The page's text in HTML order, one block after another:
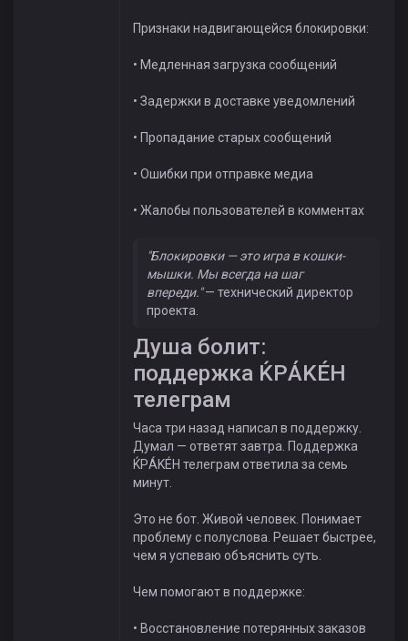
Признаки надвигающейся блокировки:
• Медленная загрузка сообщений
• Задержки в доставке уведомлений
• Пропадание старых сообщений
• Ошибки при отправке медиа
• Жалобы пользователей в комментах
"Блокировки — это игра в кошки-
мышки. Мы всегда на шаг
впереди."— технический директор
проекта.
Душа болит:
поддержка ЌРÁKÉH
телеграм
Часа три назад написал в поддержку.
Думал — ответят завтра. Поддержка
ЌРÁKÉH телеграм ответила за семь
минут.
Это не бот. Живой человек. Понимает
проблему с полуслова. Решает быстрее,
чем я успеваю объяснить суть.
Чем помогают в поддержке:
• Восстановление потерянных заказов